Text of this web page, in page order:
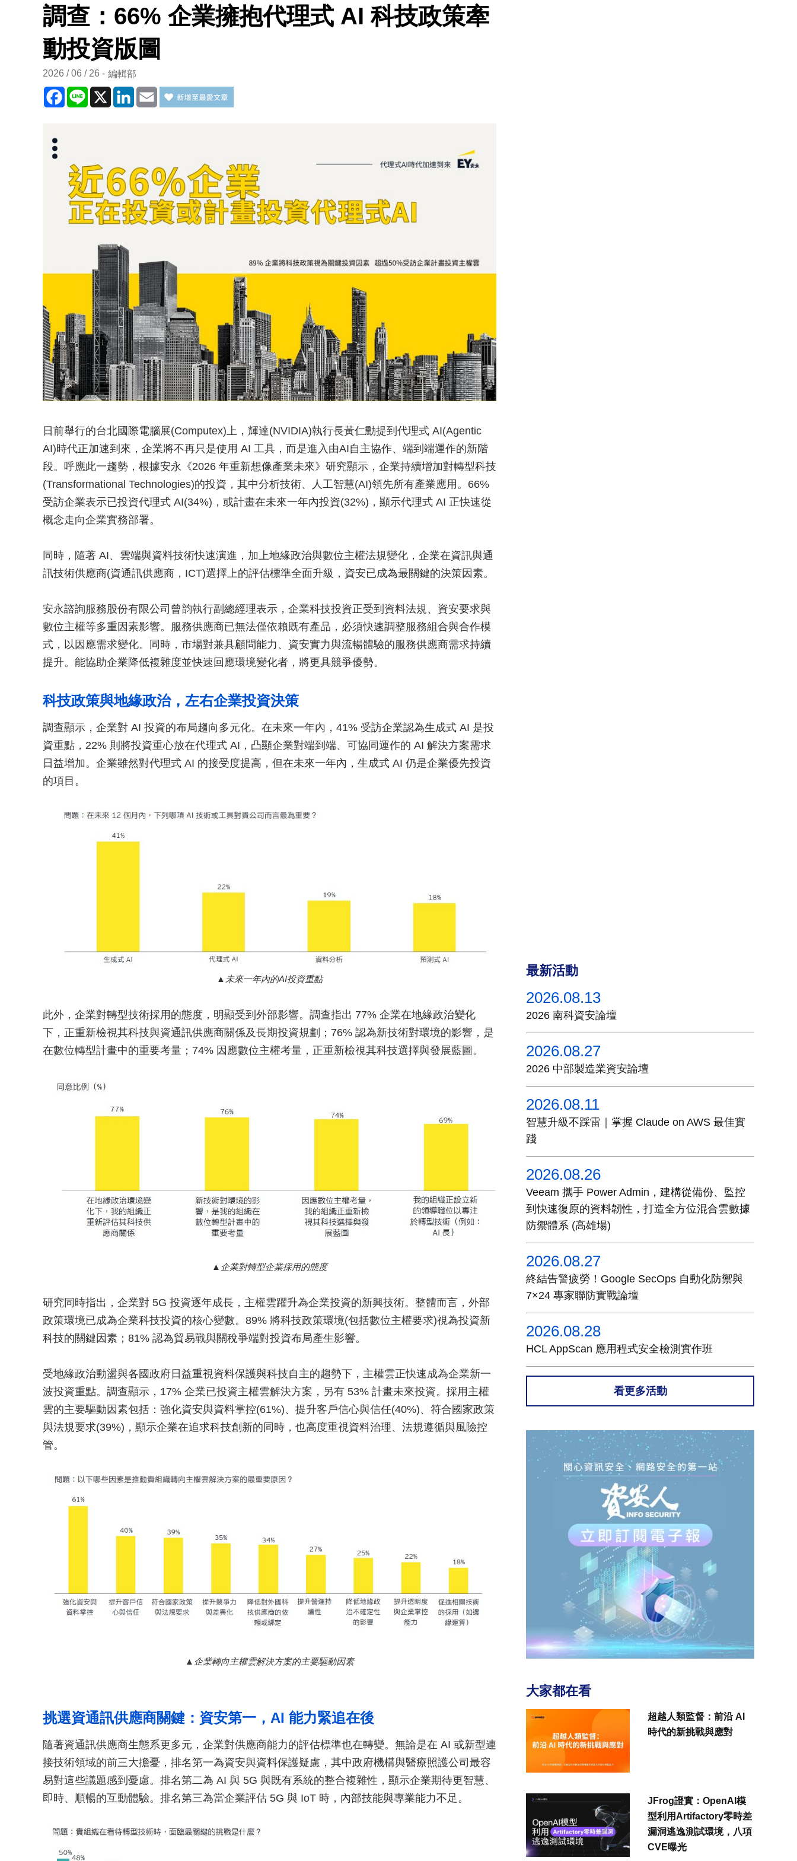
調查：66% 企業擁抱代理式 AI 科技政策牽
動投資版圖
2026 / 06 / 26 編輯部
Facebook
Line X LinkedInEmail
日前舉行的台北國際電腦展(Computex)上，輝達(NVIDIA)執行長黃仁勳提到代理式 AI(Agentic
AI)時代正加速到來，企業將不再只是使用 AI 工具，而是進入由AI自主協作、端到端運作的新階
段。呼應此一趨勢，根據安永《2026 年重新想像產業未來》研究顯示，企業持續增加對轉型科技
(Transformational Technologies)的投資，其中分析技術、人工智慧(AI)領先所有產業應用。66%
受訪企業表示已投資代理式 AI(34%)，或計畫在未來一年內投資(32%)，顯示代理式 AI 正快速從
概念走向企業實務部署。
同時，隨著 AI、雲端與資料技術快速演進，加上地緣政治與數位主權法規變化，企業在資訊與通
訊技術供應商(資通訊供應商，ICT)選擇上的評估標準全面升級，資安已成為最關鍵的決策因素。
安永諮詢服務股份有限公司曾韵執行副總經理表示，企業科技投資正受到資料法規、資安要求與
數位主權等多重因素影響。服務供應商已無法僅依賴既有產品，必須快速調整服務組合與合作模
式，以因應需求變化。同時，市場對兼具顧問能力、資安實力與流暢體驗的服務供應商需求持續
提升。能協助企業降低複雜度並快速回應環境變化者，將更具競爭優勢。
科技政策與地緣政治，左右企業投資決策
調查顯示，企業對 AI 投資的布局趨向多元化。在未來一年內，41% 受訪企業認為生成式 AI 是投
資重點，22% 則將投資重心放在代理式 AI，凸顯企業對端到端、可協同運作的 AI 解決方案需求
日益增加。企業雖然對代理式 AI 的接受度提高，但在未來一年內，生成式 AI 仍是企業優先投資
的項目。
未來一年內的AI投資重點
此外，企業對轉型技術採用的態度，明顯受到外部影響。調查指出 77% 企業在地緣政治變化
下，正重新檢視其科技與資通訊供應商關係及長期投資規劃；76% 認為新技術對環境的影響，是
在數位轉型計畫中的重要考量；74% 因應數位主權考量，正重新檢視其科技選擇與發展藍圖。
企業對轉型企業採用的態度
研究同時指出，企業對 5G 投資逐年成長，主權雲躍升為企業投資的新興技術。整體而言，外部
政策環境已成為企業科技投資的核心變數。89% 將科技政策環境(包括數位主權要求)視為投資新
科技的關鍵因素；81% 認為貿易戰與關稅爭端對投資布局產生影響。
受地緣政治動盪與各國政府日益重視資料保護與科技自主的趨勢下，主權雲正快速成為企業新一
波投資重點。調查顯示，17% 企業已投資主權雲解決方案，另有 53% 計畫未來投資。採用主權
雲的主要驅動因素包括：強化資安與資料掌控(61%)、提升客戶信心與信任(40%)、符合國家政策
與法規要求(39%)，顯示企業在追求科技創新的同時，也高度重視資料治理、法規遵循與風險控
管。
企業轉向主權雲解決方案的主要驅動因素
挑選資通訊供應商關鍵：資安第一，AI 能力緊追在後
隨著資通訊供應商生態系更多元，企業對供應商能力的評估標準也在轉變。無論是在 AI 或新型連
接技術領域的前三大擔憂，排名第一為資安與資料保護疑慮，其中政府機構與醫療照護公司最容
易對這些議題感到憂慮。排名第二為 AI 與 5G 與既有系統的整合複雜性，顯示企業期待更智慧、
即時、順暢的互動體驗。排名第三為當企業評估 5G 與 IoT 時，內部技能與專業能力不足。
最新活動
2026.08.13
2026 南科資安論壇
2026.08.27
2026 中部製造業資安論壇
2026.08.11
智慧升級不踩雷｜掌握 Claude on AWS 最佳實
踐
2026.08.26
Veeam 攜手 Power Admin，建構從備份、監控
到快速復原的資料韌性，打造全方位混合雲數據
防禦體系 (高雄場)
2026.08.27
終結告警疲勞！Google SecOps 自動化防禦與
7×24 專家聯防實戰論壇
2026.08.28
HCL AppScan 應用程式安全檢測實作班
看更多活動
大家都在看
超越人類監督：前沿 AI
時代的新挑戰與應對
JFrog證實：OpenAI模
型利用Artifactory零時差
漏洞逃逸測試環境，八項
CVE曝光